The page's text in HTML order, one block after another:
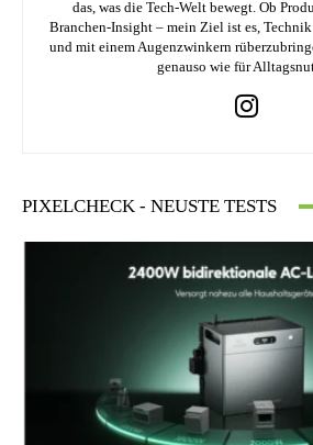
das, was die Tech-Welt bewegt. Ob
Branchen-Insight – mein Ziel ist es,
und mit einem Augenzwinkern
genauso wie für
PIXELCHECK - NEUSTE TESTS